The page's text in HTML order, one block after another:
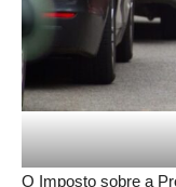
O Imposto sobre a